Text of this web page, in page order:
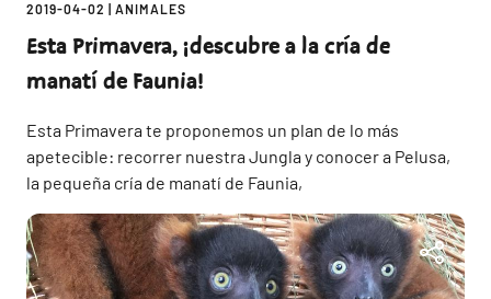
2019-04-02 ANIMALES
Esta Primavera, ¡descubre a la cría de
manatí de Faunia!
Esta Primavera te proponemos un plan de lo más
apetecible: recorrer nuestra Jungla y conocer a Pelusa,
la pequeña cría de manatí de Faunia,